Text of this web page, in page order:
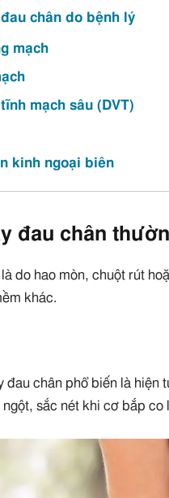
chân do bệnh lý
mạch
mạch sâu (DVT)
kinh ngoại biên
đau chân
do hao mòn, chuột rút
khác.
đau chân phổ biến là
sắc nét khi cơ bắp co